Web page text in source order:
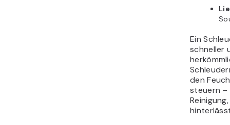
Ein
schneller
den
steuern –